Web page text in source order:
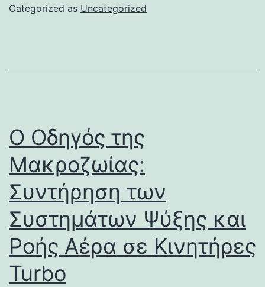
Categorized as Uncategorized
Ο Οδηγός της
Μακροζωίας:
Συντήρηση των
Συστημάτων Ψύξης και
Ροής Αέρα σε Κινητήρες
Turbo